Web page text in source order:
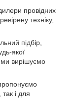
провідних
техніку,
підбір,
якої
вирішуємо
і для